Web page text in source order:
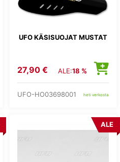
UFO KÄSISUOJAT MUSTAT
27,90 € ALE:18 %
UFO-HO03698001 heti verkosta
ALE